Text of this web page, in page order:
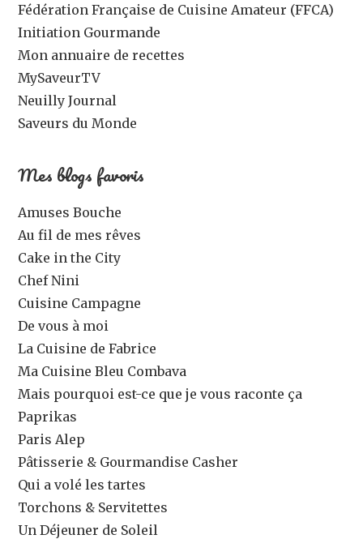
Fédération Française de Cuisine Amateur (FFCA)
Initiation Gourmande
Mon annuaire de recettes
MySaveurTV
Neuilly Journal
Saveurs du Monde
Mes blogs favoris
Amuses Bouche
Au fil de mes rêves
Cake in the City
Chef Nini
Cuisine Campagne
De vous à moi
La Cuisine de Fabrice
Ma Cuisine Bleu Combava
Mais pourquoi est-ce que je vous raconte ça
Paprikas
Paris Alep
Pâtisserie & Gourmandise Casher
Qui a volé les tartes
Torchons & Servitettes
Un Déjeuner de Soleil